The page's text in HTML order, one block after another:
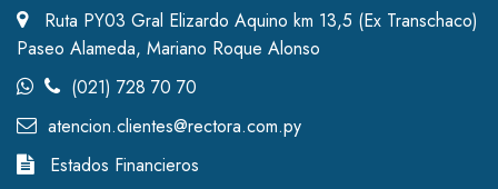
Ruta PY03 Gral Elizardo Aquino km 13,5 (Ex Transchaco)
Paseo Alameda, Mariano Roque Alonso
(021) 728 70 70
atencion.clientes@rectora.com.py
Estados Financieros